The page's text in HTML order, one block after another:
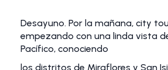
Desayuno. Por la mañana, city
empezando con una linda vista
Pacífico, conociendo
los distritos de Miraflores y San